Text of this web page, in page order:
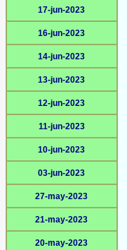
17-jun-2023
16-jun-2023
14-jun-2023
13-jun-2023
12-jun-2023
11-jun-2023
10-jun-2023
03-jun-2023
27-may-2023
21-may-2023
20-may-2023